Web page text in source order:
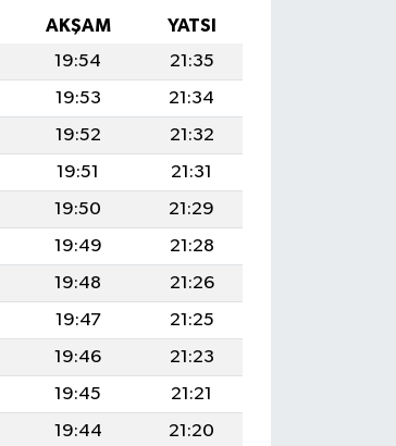
AKŞAM
YATSI
19:54
21:35
19:53
21:34
19:52
21:32
19:51
21:31
19:50
21:29
19:49
21:28
19:48
21:26
19:47
21:25
19:46
21:23
19:45
21:21
19:44
21:20